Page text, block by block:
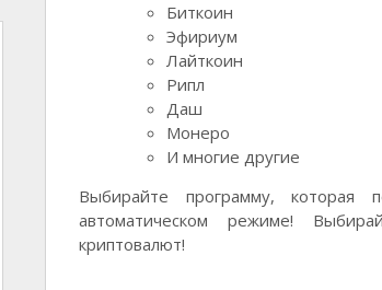
Биткоин
Эфириум
Лайткоин
Рипл
Даш
Монеро
И многие другие
Выбирайте программу, которая
автоматическом режиме!
криптовалют!